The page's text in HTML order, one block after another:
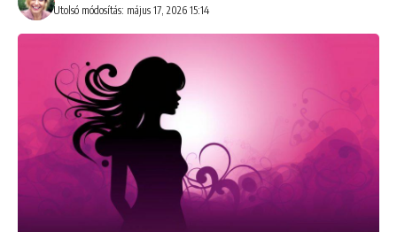
Utolsó módosítás: május 17, 2026 15:14